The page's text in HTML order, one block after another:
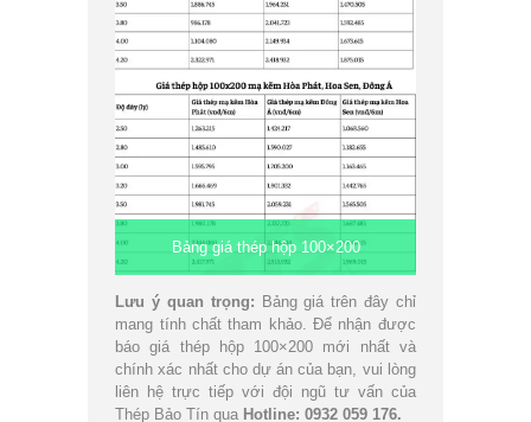
Bảng giá thép hộp 100×200
Lưu ý quan trọng: Bảng giá trên đây chỉ
mang tính chất tham khảo. Để nhận được
báo giá thép hộp 100×200 mới nhất và
chính xác nhất cho dự án của bạn, vui lòng
liên hệ trực tiếp với đội ngũ tư vấn của
Thép Bảo Tín qua Hotline: 0932 059 176.